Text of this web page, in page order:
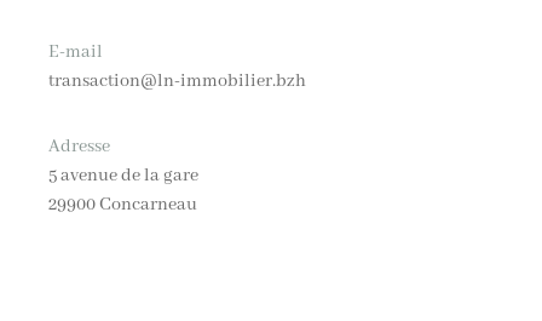
E-mail
transaction@ln-immobilier.bzh
Adresse
5 avenue de la gare
29900 Concarneau